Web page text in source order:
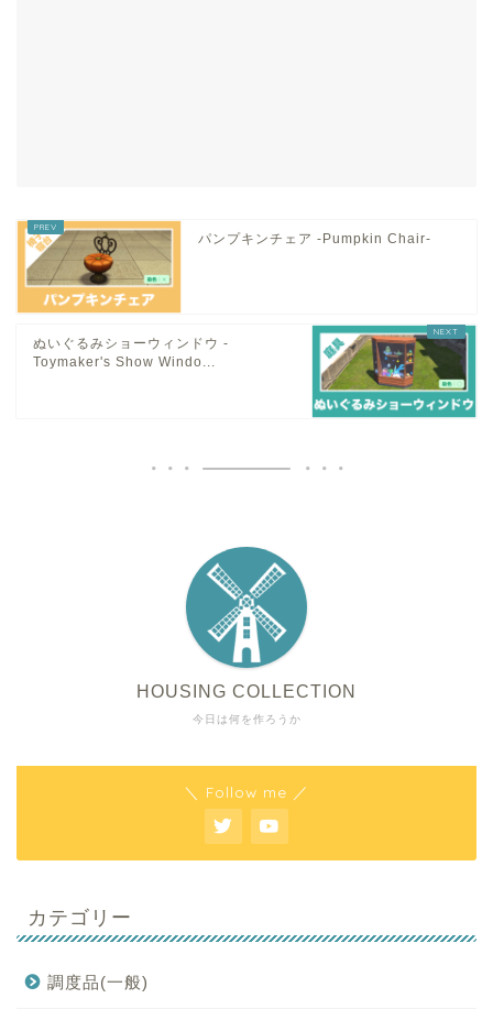
パンプキンチェア -Pumpkin Chair-
ぬいぐるみショーウィンドウ -
Toymaker's Show Windo...
今日は何を作ろうか
HOUSING COLLECTION
＼ Follow me ／
カテゴリー
調度品(一般)